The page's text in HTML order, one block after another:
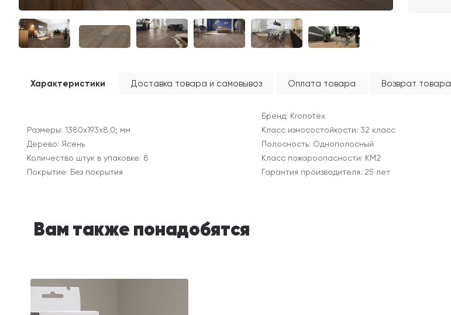
Характеристики Доставка товара и самовывоз Оплата товара Возврат товара
Бренд: Kronotex
Размеры: 1380х193х8.0; мм
Класс износостойкости: 32 класс
Дерево: Ясень
Полосность: Однополосный
Количество штук в упаковке: 8
Класс пожароопасности: КМ2
Покрытие: Без покрытия
Гарантия производителя: 25 лет
Вам также понадобятся